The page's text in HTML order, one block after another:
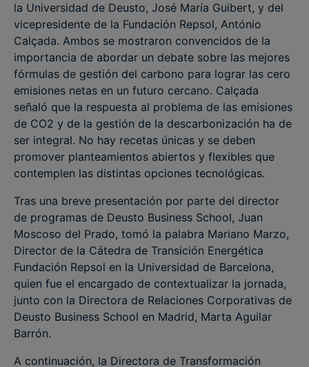
la Universidad de Deusto, José María Guibert, y del
vicepresidente de la Fundación Repsol, António
Calçada. Ambos se mostraron convencidos de la
importancia de abordar un debate sobre las mejores
fórmulas de gestión del carbono para lograr las cero
emisiones netas en un futuro cercano. Calçada
señaló que la respuesta al problema de las emisiones
de CO2 y de la gestión de la descarbonización ha de
ser integral. No hay recetas únicas y se deben
promover planteamientos abiertos y flexibles que
contemplen las distintas opciones tecnológicas.
Tras una breve presentación por parte del director
de programas de Deusto Business School, Juan
Moscoso del Prado, tomó la palabra Mariano Marzo,
Director de la Cátedra de Transición Energética
Fundación Repsol en la Universidad de Barcelona,
quien fue el encargado de contextualizar la jornada,
junto con la Directora de Relaciones Corporativas de
Deusto Business School en Madrid, Marta Aguilar
Barrón.
A continuación, la Directora de Transformación